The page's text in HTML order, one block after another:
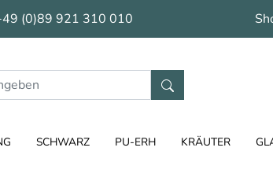
(0)89 921 310 010
SCHWARZ PU-ERH KRÄUTER